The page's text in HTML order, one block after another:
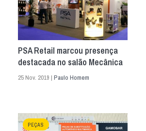
PSA Retail marcou presença
destacada no salão Mecânica
25 Nov. 2019 | Paulo Homem
PEÇAS